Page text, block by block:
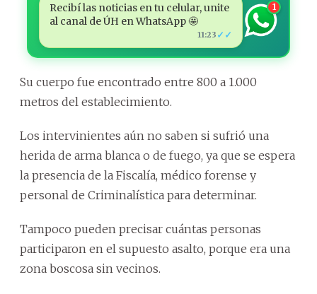
Recibí las noticias en tu celular, unite
al canal de ÚH en WhatsApp 🤩
11:23 ✓✓
1
Su cuerpo fue encontrado entre 800 a 1.000
metros del establecimiento.
Los intervinientes aún no saben si sufrió una
herida de arma blanca o de fuego, ya que se espera
la presencia de la Fiscalía, médico forense y
personal de Criminalística para determinar.
Tampoco pueden precisar cuántas personas
participaron en el supuesto asalto, porque era una
zona boscosa sin vecinos.